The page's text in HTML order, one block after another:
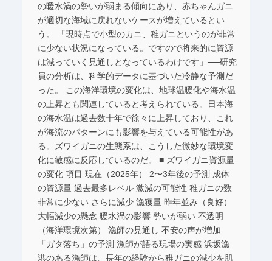
の暖水渦の勢いが弱まる傾向にあり、赤ちゃんガニ
が適切な海域に戻れないケースが増えているとい
う。 「現時点で小型のカニ、稚ガニというのが非常
に少ない状況になっている。ですので将来的に資源
は減っていく見通しとなっているわけです」──研究
員の分析は、科学的データに基づいた冷静な予測だ
った。 この海洋環境の変化は、地球温暖化や海水温
の上昇とも関連していると考えられている。日本海
の海水温は過去数十年で徐々に上昇しており、これ
が海流のパターンにも影響を与えている可能性があ
る。ズワイガニの生態系は、こうした微妙な環境変
化に敏感に反応しているのだ。 ■ ズワイガニ資源量
の変化 項目 現在（2025年） 2〜3年後の予測 成体
の資源量 過去最多レベル 激減の可能性 稚ガニの数
非常に少ない さらに減少 漁獲量 昨年並み（良好）
大幅減少の懸念 暖水渦の影響 勢いが弱い 不透明
（海洋環境次第） 漁師の見通し 不安の声が増加
「ガタ落ち」の予測 漁師が語る現場の実感 浜坂漁
港のある漁師は、長年の経験から稚ガニの減少を肌